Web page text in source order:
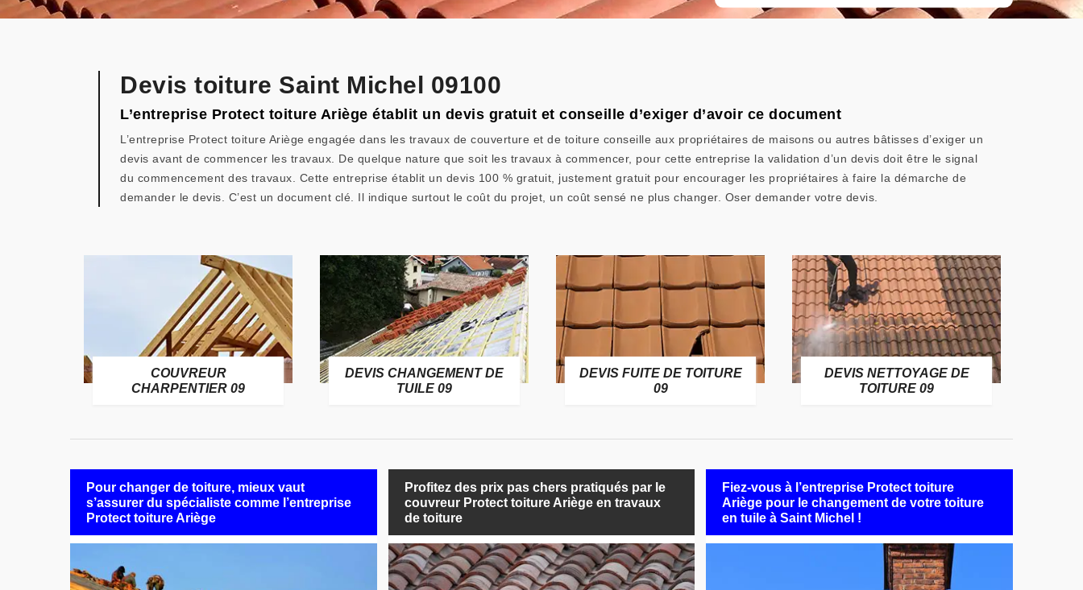
Devis toiture Saint Michel 09100
L’entreprise Protect toiture Ariège établit un devis gratuit et conseille d’exiger d’avoir ce document
L’entreprise Protect toiture Ariège engagée dans les travaux de couverture et de toiture conseille aux propriétaires de maisons ou autres bâtisses d’exiger un
devis avant de commencer les travaux. De quelque nature que soit les travaux à commencer, pour cette entreprise la validation d’un devis doit être le signal
du commencement des travaux. Cette entreprise établit un devis 100 % gratuit, justement gratuit pour encourager les propriétaires à faire la démarche de
demander le devis. C’est un document clé. Il indique surtout le coût du projet, un coût sensé ne plus changer. Oser demander votre devis.
COUVREUR
CHARPENTIER 09
DEVIS CHANGEMENT DE
TUILE 09
DEVIS FUITE DE TOITURE
09
DEVIS NETTOYAGE DE
TOITURE 09
Pour changer de toiture, mieux vaut
s’assurer du spécialiste comme l’entreprise
Protect toiture Ariège
Profitez des prix pas chers pratiqués par le
couvreur Protect toiture Ariège en travaux
de toiture
Fiez-vous à l’entreprise Protect toiture
Ariège pour le changement de votre toiture
en tuile à Saint Michel !